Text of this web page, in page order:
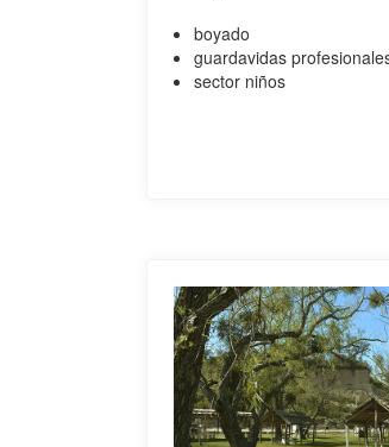
boyado
guardavidas
sector niños